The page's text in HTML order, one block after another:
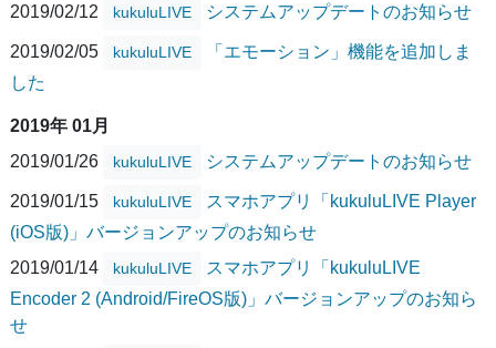
2019/02/12 kukuluLIVE システムアップデートのお知らせ
2019/02/05 kukuluLIVE
「エモーション」機能を追加しま
した
2019年 01月
2019/01/26
kukuluLIVE システムアップデートのお知らせ
2019/01/15 kukuluLIVE
スマホアプリ「kukuluLIVE Player
(iOS版)」バージョンアップのお知らせ
2019/01/14
kukuluLIVE
スマホアプリ「kukuluLIVE
Encoder 2 (Android/FireOS版)」バージョンアップのお知ら
せ